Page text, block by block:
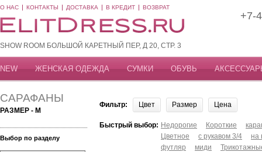
О НАС КОНТАКТЫ ДОСТАВКА В КРЕДИТ ВОЗВРАТ
SHOW ROOM БОЛЬШОЙ КАРЕТНЫЙ ПЕР, Д 20, СТР. 3
+7-
NEW ЖЕНСКАЯ ОДЕЖДА СУМКИ ОБУВЬ
САРАФАНЫ
РАЗМЕР - M
Выбор по разделу
Фильтр: Цвет Размер Цена
Быстрый выбор: Недорогие Короткие
Цветное
с рукавом 3/4
на
футляр
миди